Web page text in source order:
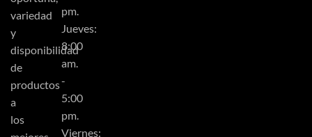
variedad
y
disponibilidad
de
productos
a
los
pm.
Jueves:
8:00
am.
-
5:00
pm.
Viernes: